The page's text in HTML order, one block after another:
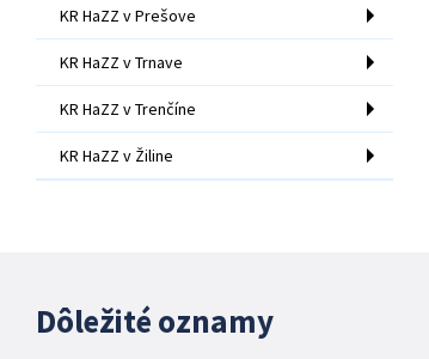
KR HaZZ v Prešove
KR HaZZ v Trnave
KR HaZZ v Trenčíne
KR HaZZ v Žiline
Dôležité oznamy